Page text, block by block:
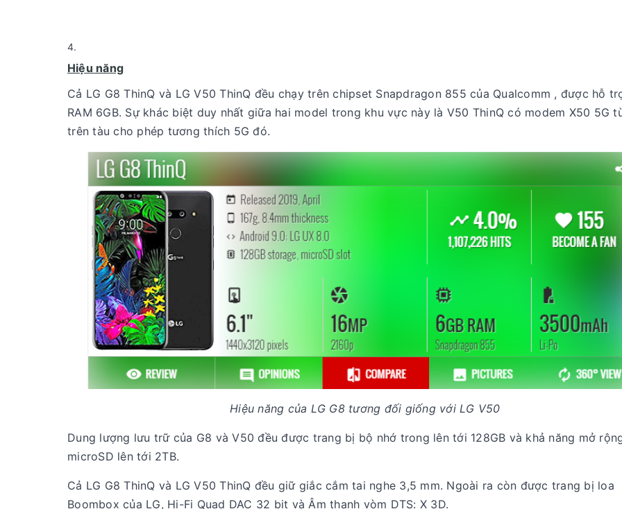
Hiệu năng
Cả LG G8 ThinQ và LG V50 ThinQ đều chạy trên chipset Snapdragon 855 của Qualcomm , được hỗ
RAM 6GB. Sự khác biệt duy nhất giữa hai model trong khu vực này là V50 ThinQ có modem X50 5G
trên tàu cho phép tương thích 5G đó.
Hiệu năng của LG G8 tương đối giống với LG V50
Dung lượng lưu trữ của G8 và V50 đều được trang bị bộ nhớ trong lên tới 128GB và khả năng mở
microSD lên tới 2TB.
Cả LG G8 ThinQ và LG V50 ThinQ đều giữ giắc cắm tai nghe 3,5 mm. Ngoài ra còn được trang bị loa
Boombox của LG, Hi-Fi Quad DAC 32 bit và Âm thanh vòm DTS: X 3D.